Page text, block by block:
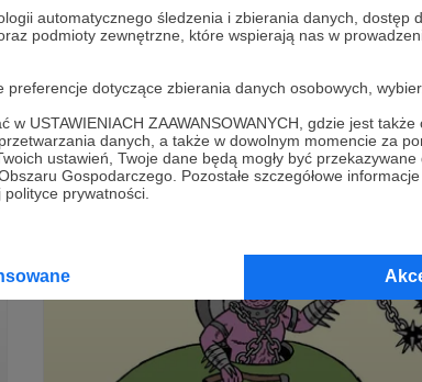
automatycznego śledzenia i zbierania danych, dostęp
podmioty zewnętrzne, które wspierają nas w
dotyczące zbierania danych osobowych,
USTAWIENIACH ZAAWANSOWANYCH, gdzie jest
danych, a także w dowolnym momencie za
ustawień, Twoje dane będą mogły być
Gospodarczego. Pozostałe szczegółowe
prywatności.
28.06.2022 Brak komentarzy
O wystawie SZLAM V. Za darmo. Dla wszystkich!
szlam białogard komiks +2